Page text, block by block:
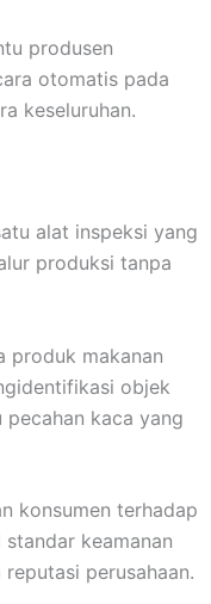
produsen
otomatis pada
keseluruhan.
alat inspeksi yang
produksi tanpa
produk makanan
objek
kaca yang
konsumen terhadap
keamanan
perusahaan.